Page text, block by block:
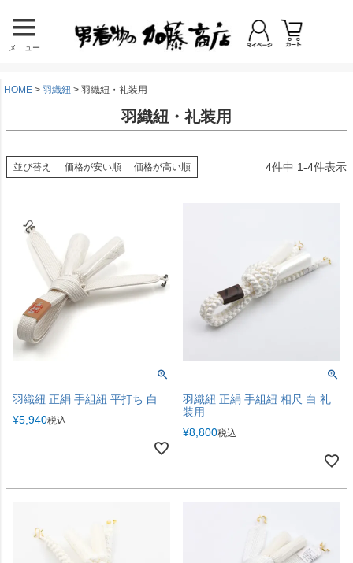
メニュー
HOME 羽織紐 羽織紐・礼装用
羽織紐・礼装用
並び替え 価格が安い順 価格が高い順 4件中 1-4件表示
羽織紐 正絹 手組紐 平打ち 白
¥5,940税込
羽織紐 正絹 手組紐 相尺 白 礼
装用
¥8,800税込